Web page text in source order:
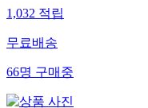
1,032적립
무료배송
66명구매중